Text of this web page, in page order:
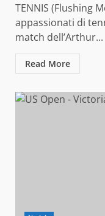
TENNIS (Flushing
appassionati di
match dell’Arthur...
Read More